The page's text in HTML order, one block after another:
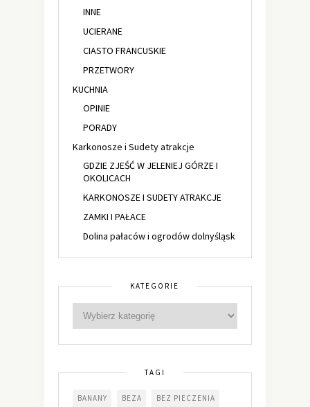
INNE
UCIERANE
CIASTO FRANCUSKIE
PRZETWORY
KUCHNIA
OPINIE
PORADY
Karkonosze i Sudety atrakcje
GDZIE ZJEŚĆ W JELENIEJ GÓRZE I
OKOLICACH
KARKONOSZE I SUDETY ATRAKCJE
ZAMKI I PAŁACE
Dolina pałaców i ogrodów dolnyśląsk
KATEGORIE
TAGI
BANANY BEZA BEZ PIECZENIA